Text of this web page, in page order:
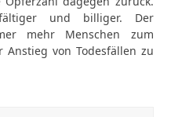
und billiger. Der
mehr Menschen zum
von Todesfällen zu